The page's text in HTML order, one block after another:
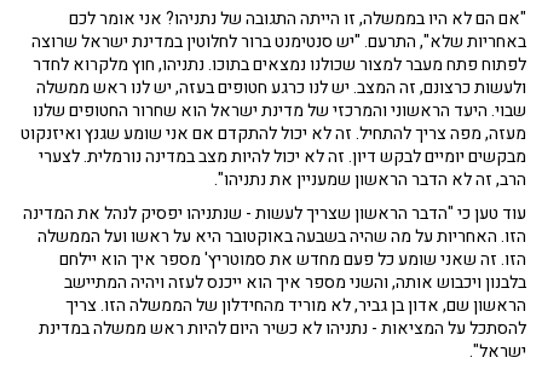
"אם הם לא היו בממשלה, זו הייתה התגובה של נתניהו? אני אומר לכם
באחריות שלא", התרעם. "יש סנטימנט ברור לחלוטין במדינת ישראל שרוצה
לפתוח פתח מעבר למצור שכולנו נמצאים בתוכו. נתניהו, חוץ מלקרוא לחדר
ולעשות כרצונם, זה המצב. יש לנו כרגע חטופים בעזה, יש לנו ראש ממשלה
שבוי. היעד הראשוני והמרכזי של מדינת ישראל הוא שחרור החטופים שלנו
מעזה, מפה צריך להתחיל. זה לא יכול להתקדם אם אני שומע שגנץ ואיזנקוט
מבקשים יומיים לבקש דיון. זה לא יכול להיות מצב במדינה נורמלית. לצערי
הרב, זה לא הדבר הראשון שמעניין את נתניהו".
עוד טען כי "הדבר הראשון שצריך לעשות - שנתניהו יפסיק לנהל את המדינה
הזו. האחריות על מה שהיה בשבעה באוקטובר היא על ראשו ועל הממשלה
הזו. זה שאני שומע כל פעם מחדש את סמוטריץ' מספר איך הוא יילחם
בלבנון ויכבוש אותה, והשני מספר איך הוא ייכנס לעזה ויהיה המתיישב
הראשון שם, אדון בן גביר, לא מוריד מהחידלון של הממשלה הזו. צריך
להסתכל על המציאות - נתניהו לא כשיר היום להיות ראש ממשלה במדינת
ישראל".